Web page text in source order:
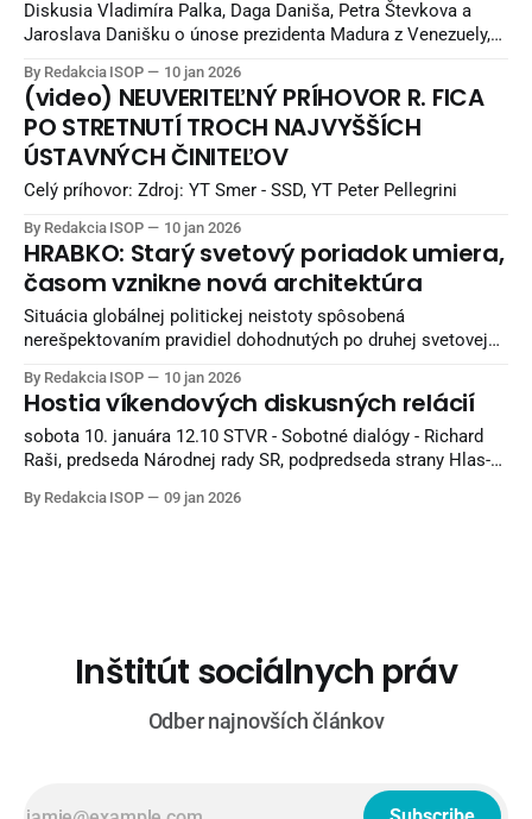
Diskusia Vladimíra Palka, Daga Daniša, Petra Števkova a
Jaroslava Danišku o únose prezidenta Madura z Venezuely,
smeruje. Zdroj: Marker
By Redakcia ISOP 10 jan 2026
(video) NEUVERITEĽNÝ PRÍHOVOR R. FICA
PO STRETNUTÍ TROCH NAJVYŠŠÍCH
ÚSTAVNÝCH ČINITEĽOV
Celý príhovor: Zdroj: YT Smer - SSD, YT Peter Pellegrini
By Redakcia ISOP 10 jan 2026
HRABKO: Starý svetový poriadok umiera,
časom vznikne nová architektúra
Situácia globálnej politickej neistoty spôsobená
nerešpektovaním pravidiel dohodnutých po druhej svetovej
svetovú ekonomiku. Bratislava 10. januára (Teraz.sk) –
Svetový poriadok vytvorený dohodami po druhej svetovej
vojne umiera, veľmoci nerešpektujú žiadne dohody a záväzky
a riadia sa iba právom silnejšieho. Takýto stav škodí
By Redakcia ISOP 10 jan 2026
Hostia víkendových diskusných relácií
sobota 10. januára 12.10 STVR - Sobotné dialógy - Richard
Raši, predseda Národnej rady SR, podpredseda strany Hlas-
Progresívne Slovensko nedeľa 11. januára 10.00 JOJ 24 -
By Redakcia ISOP 09 jan 2026
Inštitút sociálnych práv
Odber najnovších článkov